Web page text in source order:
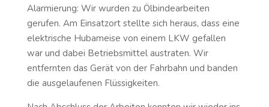
Alarmierung: Wir wurden zu Ölbindearbeiten
gerufen. Am Einsatzort stellte sich heraus, dass eine
elektrische Hubameise von einem LKW gefallen
war und dabei Betriebsmittel austraten. Wir
entfernten das Gerät von der Fahrbahn und banden
die ausgelaufenen Flüssigkeiten.